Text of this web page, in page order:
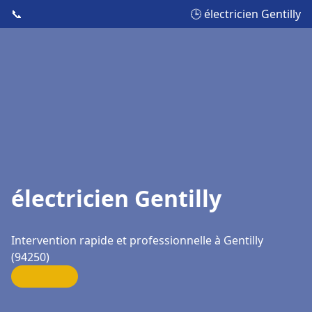
📞 🕒 électricien Gentilly
électricien Gentilly
Intervention rapide et professionnelle à Gentilly
(94250)